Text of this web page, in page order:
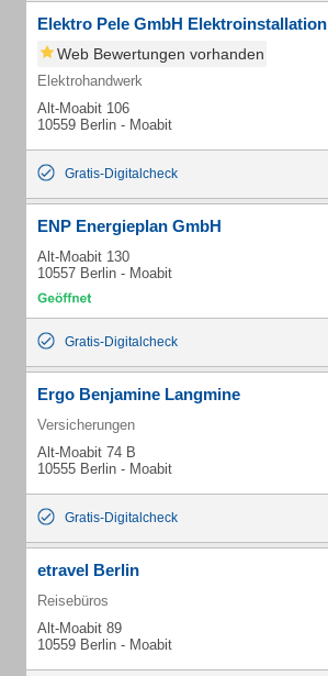
Elektro Pele GmbH Elektroinstallation
Web Bewertungen vorhanden
Elektrohandwerk
Alt-Moabit 106
10559 Berlin - Moabit
Gratis-Digitalcheck
ENP Energieplan GmbH
Alt-Moabit 130
10557 Berlin - Moabit
Gratis-Digitalcheck
Ergo Benjamine Langmine
Versicherungen
Alt-Moabit 74 B
10555 Berlin - Moabit
Gratis-Digitalcheck
etravel Berlin
Reisebüros
Alt-Moabit 89
10559 Berlin - Moabit